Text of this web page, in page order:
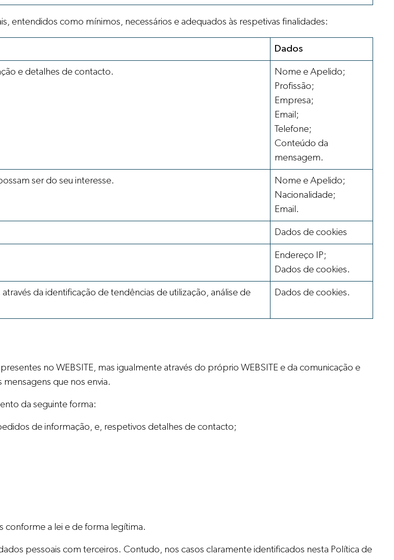
entendidos como mínimos, necessários e adequados às respetivas finalidades:
Dados
e detalhes de contacto.
Nome e Apelido;
Profissão;
Empresa;
Email;
Telefone;
Conteúdo da
mensagem.
ser do seu interesse.
Nome e Apelido;
Nacionalidade;
Email.
Dados de cookies
Endereço IP;
Dados de cookies.
da identificação de tendências de utilização, análise de
Dados de cookies.
no WEBSITE, mas igualmente através do próprio WEBSITE e da comunicação e
que nos envia.
da seguinte forma:
de informação, e, respetivos detalhes de contacto;
conforme a lei e de forma legítima.
pessoais com terceiros. Contudo, nos casos claramente identificados nesta Política de